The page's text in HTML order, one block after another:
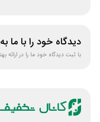
دیدگاه خود را با ما
با ثبت دیدگاه خود ما را در ارائه